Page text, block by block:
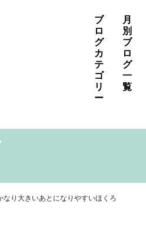
ブ
ロ
グ
カ
テ
ゴ
リ
ー
療
・花粉症
サプリメント
月
別
ブ
ロ
グ
一
覧
年4月
なり大きいあとになりやすいほくろ